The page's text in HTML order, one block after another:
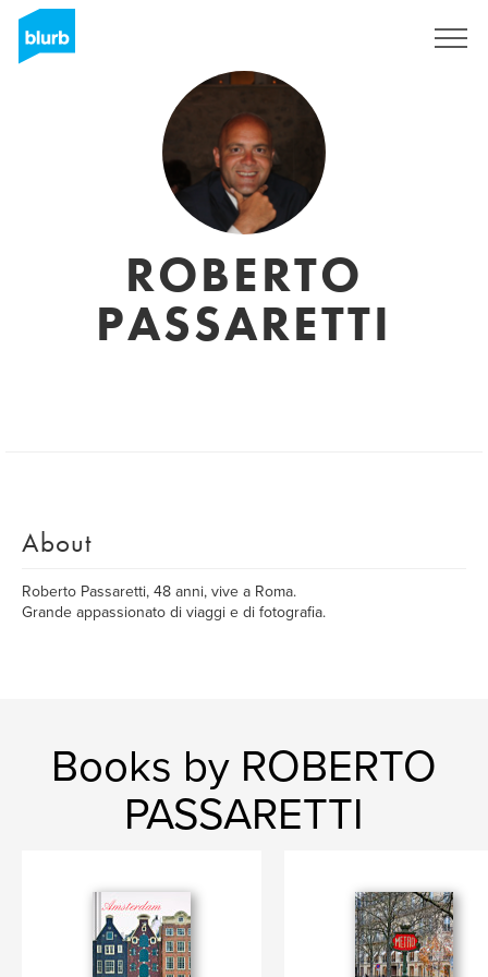
ROBERTO
PASSARETTI
About
Roberto Passaretti, 48 anni, vive a Roma.
Grande appassionato di viaggi e di fotografia.
Books by ROBERTO
PASSARETTI